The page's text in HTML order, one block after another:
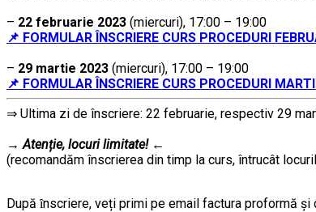
– 22 februarie 2023 (miercuri), 17:00 – 19:00
📌 FORMULAR ÎNSCRIERE CURS PROCEDURI
– 29 martie 2023 (miercuri), 17:00 – 19:00
📌 FORMULAR ÎNSCRIERE CURS PROCEDURI
⇒ Ultima zi de înscriere: 22 februarie, respectiv 29
→ Atenție, locuri limitate!←
(recomandăm înscrierea din timp la curs, întrucât
După ȋnscriere, veți primi pe email factura proformă